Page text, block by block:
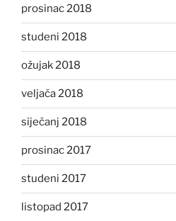
prosinac 2018
studeni 2018
ožujak 2018
veljača 2018
siječanj 2018
prosinac 2017
studeni 2017
listopad 2017